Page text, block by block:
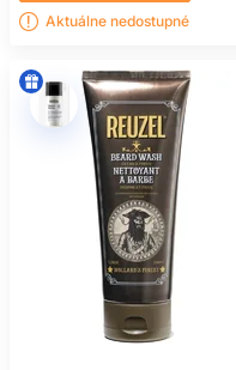
Aktuálne nedostupné